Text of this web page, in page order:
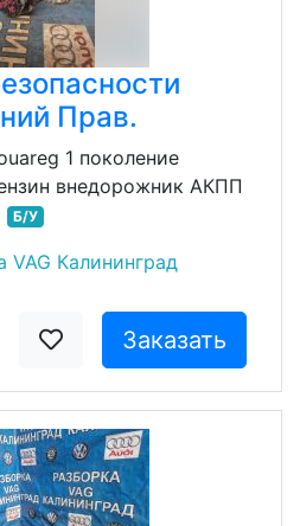
Прав.
1 поколение
внедорожник АКПП
Б/У
VAG Калининград
Заказать